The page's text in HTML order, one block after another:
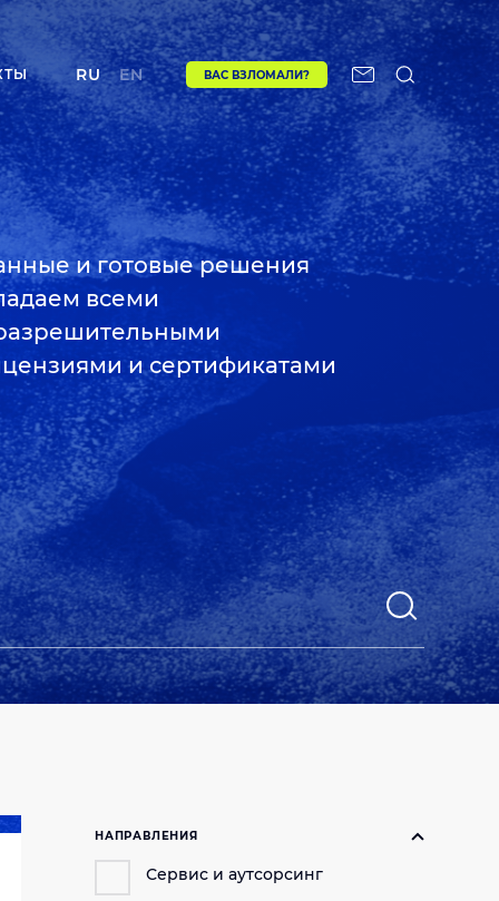
RU EN ВАС ВЗЛОМАЛИ?
и готовые решения
всеми
и сертификатами
НАПРАВЛЕНИЯ
Сервис и аутсорсинг